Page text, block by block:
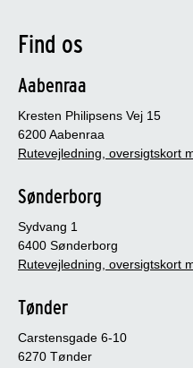
Find os
Aabenraa
Kresten Philipsens Vej 15
6200 Aabenraa
Rutevejledning, oversigtskort
Sønderborg
Sydvang 1
6400 Sønderborg
Rutevejledning, oversigtskort
Tønder
Carstensgade 6-10
6270 Tønder